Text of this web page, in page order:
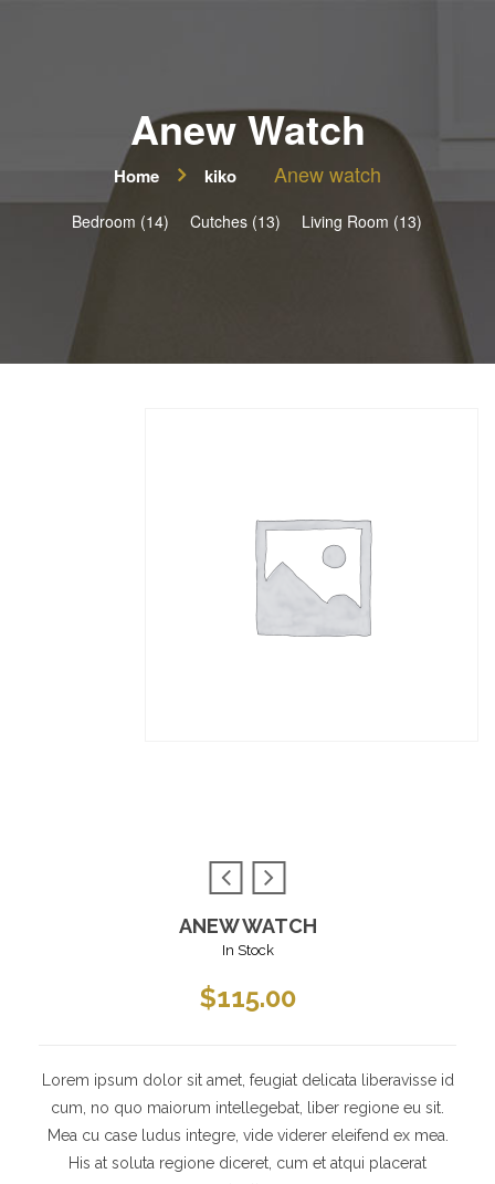
Anew Watch
Home kiko Anew watch
Bedroom (14) Cutches (13) Living Room (13)
ANEW WATCH
In Stock
$115.00
Lorem ipsum dolor sit amet, feugiat delicata liberavisse id
cum, no quo maiorum intellegebat, liber regione eu sit.
Mea cu case ludus integre, vide viderer eleifend ex mea.
His at soluta regione diceret, cum et atqui placerat